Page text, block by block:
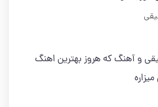
و آهنگ که هروز بهترین اهنگ